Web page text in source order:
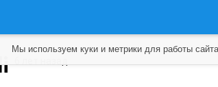
Мы используем куки и метрики для работы